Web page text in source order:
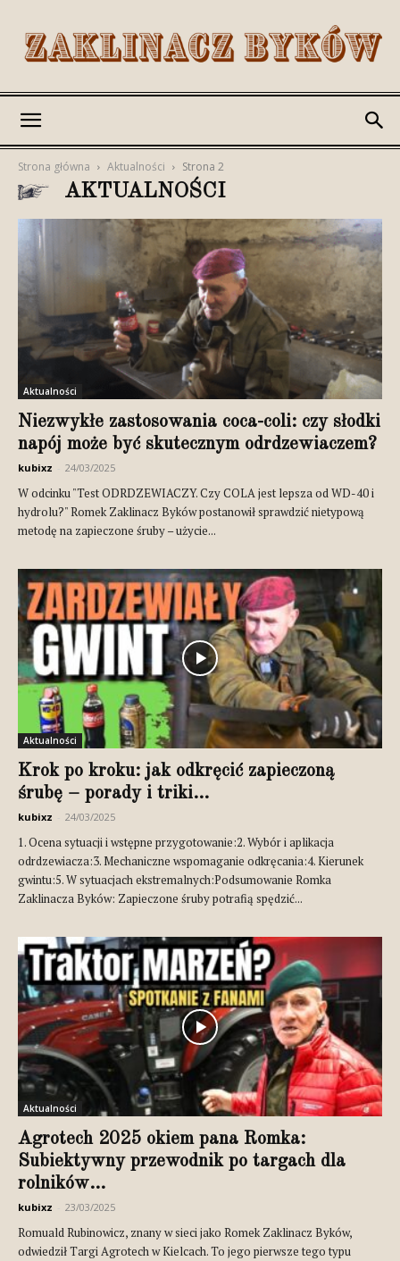
Zaklinacz
Byków
Strona główna Aktualności Strona 2
AKTUALNOŚCI
Aktualności
Niezwykłe zastosowania coca-coli: czy słodki
napój może być skutecznym odrdzewiaczem?
kubixz 24/03/2025
W odcinku "Test ODRDZEWIACZY. Czy COLA jest lepsza od WD-40 i
hydrolu?" Romek Zaklinacz Byków postanowił sprawdzić nietypową
metodę na zapieczone śruby – użycie...
Aktualności
Krok po kroku: jak odkręcić zapieczoną
śrubę – porady i triki...
kubixz 24/03/2025
1. Ocena sytuacji i wstępne przygotowanie:2. Wybór i aplikacja
odrdzewiacza:3. Mechaniczne wspomaganie odkręcania:4. Kierunek
gwintu:5. W sytuacjach ekstremalnych:Podsumowanie Romka
Zaklinacza Byków: Zapieczone śruby potrafią spędzić...
Aktualności
Agrotech 2025 okiem pana Romka:
Subiektywny przewodnik po targach dla
rolników...
kubixz 23/03/2025
Romuald Rubinowicz, znany w sieci jako Romek Zaklinacz Byków,
odwiedził Targi Agrotech w Kielcach. To jego pierwsze tego typu